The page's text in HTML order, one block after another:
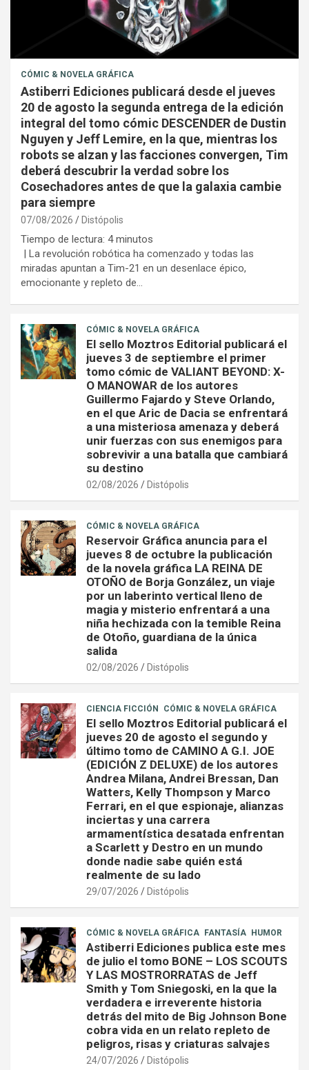
CÓMIC & NOVELA GRÁFICA
Astiberri Ediciones publicará desde el jueves
20 de agosto la segunda entrega de la edición
integral del tomo cómic DESCENDER de Dustin
Nguyen y Jeff Lemire, en la que, mientras los
robots se alzan y las facciones convergen, Tim
deberá descubrir la verdad sobre los
Cosechadores antes de que la galaxia cambie
para siempre
07/08/2026 Distópolis
Tiempo de lectura: 4 minutos
| La revolución robótica ha comenzado y todas las
miradas apuntan a Tim-21 en un desenlace épico,
emocionante y repleto de…
CÓMIC & NOVELA GRÁFICA
El sello Moztros Editorial publicará el
jueves 3 de septiembre el primer
tomo cómic de VALIANT BEYOND: X-
O MANOWAR de los autores
Guillermo Fajardo y Steve Orlando,
en el que Aric de Dacia se enfrentará
a una misteriosa amenaza y deberá
unir fuerzas con sus enemigos para
sobrevivir a una batalla que cambiará
su destino
02/08/2026 Distópolis
CÓMIC & NOVELA GRÁFICA
Reservoir Gráfica anuncia para el
jueves 8 de octubre la publicación
de la novela gráfica LA REINA DE
OTOÑO de Borja González, un viaje
por un laberinto vertical lleno de
magia y misterio enfrentará a una
niña hechizada con la temible Reina
de Otoño, guardiana de la única
salida
02/08/2026 Distópolis
CIENCIA FICCIÓN CÓMIC & NOVELA GRÁFICA
El sello Moztros Editorial publicará el
jueves 20 de agosto el segundo y
último tomo de CAMINO A G.I. JOE
(EDICIÓN Z DELUXE) de los autores
Andrea Milana, Andrei Bressan, Dan
Watters, Kelly Thompson y Marco
Ferrari, en el que espionaje, alianzas
inciertas y una carrera
armamentística desatada enfrentan
a Scarlett y Destro en un mundo
donde nadie sabe quién está
realmente de su lado
29/07/2026 Distópolis
CÓMIC & NOVELA GRÁFICA FANTASÍA HUMOR
Astiberri Ediciones publica este mes
de julio el tomo BONE – LOS SCOUTS
Y LAS MOSTRORRATAS de Jeff
Smith y Tom Sniegoski, en la que la
verdadera e irreverente historia
detrás del mito de Big Johnson Bone
cobra vida en un relato repleto de
peligros, risas y criaturas salvajes
24/07/2026 Distópolis